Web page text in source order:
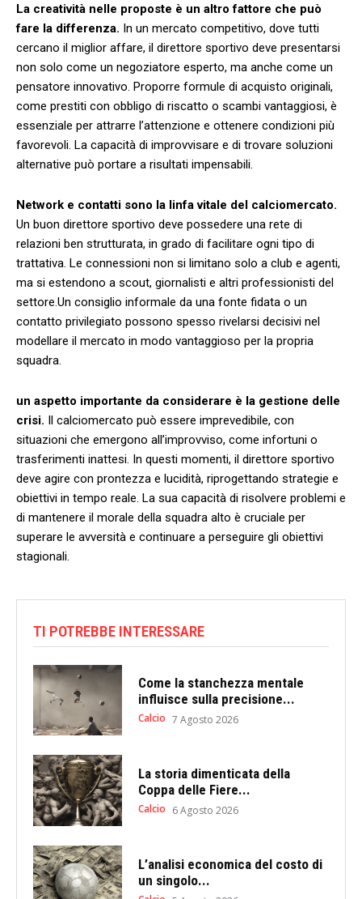
La creatività nelle proposte è un altro fattore che può
fare​ la differenza. In un ⁣mercato competitivo, dove tutti
cercano il miglior affare, il direttore sportivo deve presentarsi
non solo come un negoziatore ​esperto,⁤ ma anche come un
pensatore innovativo. Proporre formule​ di ⁤acquisto originali,
come prestiti con obbligo di riscatto o scambi vantaggiosi, è
essenziale per attrarre ⁢l’attenzione e ottenere condizioni più
favorevoli. La capacità di improvvisare e ⁤di ‍trovare soluzioni
alternative può portare ⁢a risultati impensabili.
Network ⁤e contatti sono​ la​ linfa vitale del calciomercato.
Un buon direttore sportivo⁣ deve ‍possedere una rete di
relazioni ben strutturata, ​in grado di facilitare ogni tipo di
trattativa.‍ Le ⁣connessioni‌ non si ⁢limitano ​solo a club ‍e ⁤agenti,
ma si estendono ⁣a ⁣scout, giornalisti e altri professionisti del
settore.Un consiglio ⁤informale da una fonte fidata o un
contatto privilegiato possono‍ spesso rivelarsi decisivi nel
modellare ⁤il mercato in ⁤modo vantaggioso per la propria
squadra.
un ​aspetto importante da considerare ⁣è la⁤ gestione delle‌
crisi. Il calciomercato può essere imprevedibile, ⁣con
situazioni che emergono all’improvviso, come infortuni ⁢o
trasferimenti inattesi. In questi momenti, il direttore sportivo
deve agire con prontezza e lucidità, riprogettando strategie e
obiettivi in tempo reale. La sua capacità ⁢di⁣ risolvere problemi e
‍di mantenere il morale della ​squadra alto ‍è cruciale per
superare le avversità e continuare ⁣a perseguire gli obiettivi⁣
stagionali.
TI POTREBBE INTERESSARE
Come la stanchezza mentale
influisce sulla precisione...
Calcio 7 Agosto 2026
La storia dimenticata della
Coppa delle Fiere...
Calcio 6 Agosto 2026
L’analisi economica del costo di
un singolo...